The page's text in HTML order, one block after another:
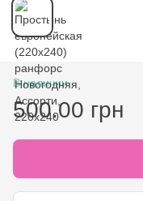
В наличии
500.00 грн